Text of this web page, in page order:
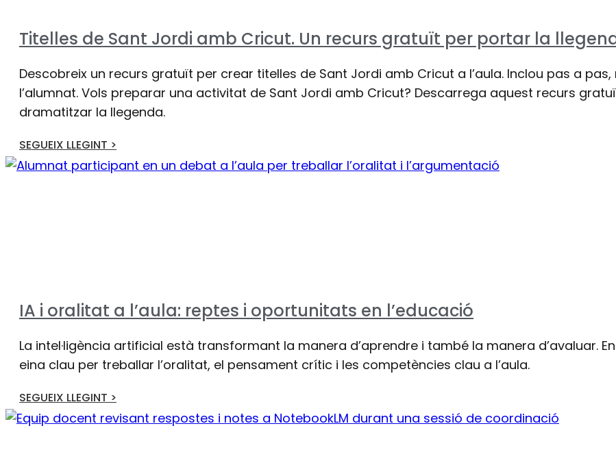
Titelles de Sant Jordi amb Cricut. Un recurs gratuït per portar la
Descobreix un recurs gratuït per crear titelles de Sant Jordi amb Cricut a l’aula. Inclou pas a
l’alumnat. Vols preparar una activitat de Sant Jordi amb Cricut? Descarrega aquest recurs
dramatitzar la llegenda.
SEGUEIX LLEGINT >
IA i oralitat a l’aula: reptes i oportunitats en l’educació
La intel·ligència artificial està transformant la manera d’aprendre i també la manera d’avaluar.
eina clau per treballar l’oralitat, el pensament crític i les competències clau a l’aula.
SEGUEIX LLEGINT >